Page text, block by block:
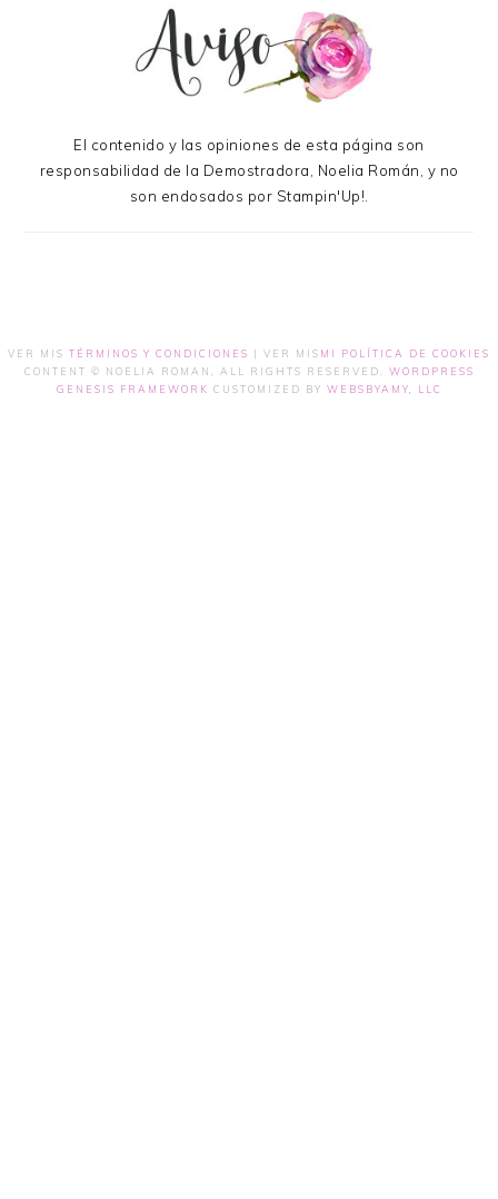
El contenido y las opiniones de esta página son
responsabilidad de la Demostradora, Noelia Román, y no
son endosados por Stampin'Up!.
VER MIS TÉRMINOS Y CONDICIONES | VER MIS MI POLÍTICA DE COOKIES
CONTENT © NOELIA ROMAN, ALL RIGHTS RESERVED. WORDPRESS
GENESIS FRAMEWORK CUSTOMIZED BY WEBSBYAMY, LLC